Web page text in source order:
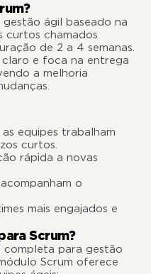
ágil baseado na
curtos chamados
de 2 a 4 semanas.
e foca na entrega
a melhoria
as equipes trabalham
curtos.
rápida a novas
o
mais engajados e
Scrum?
para gestão
Scrum oferece